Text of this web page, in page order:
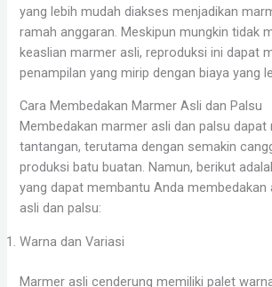
yang lebih mudah diakses menjadikan
ramah anggaran. Meskipun mungkin tidak
keaslian marmer asli, reproduksi ini dapat
penampilan yang mirip dengan biaya yang
Cara Membedakan Marmer Asli dan Palsu
Membedakan marmer asli dan palsu dapat
tantangan, terutama dengan semakin
produksi batu buatan. Namun, berikut
yang dapat membantu Anda
asli dan palsu:
Warna dan Variasi
Marmer asli cenderung memiliki palet